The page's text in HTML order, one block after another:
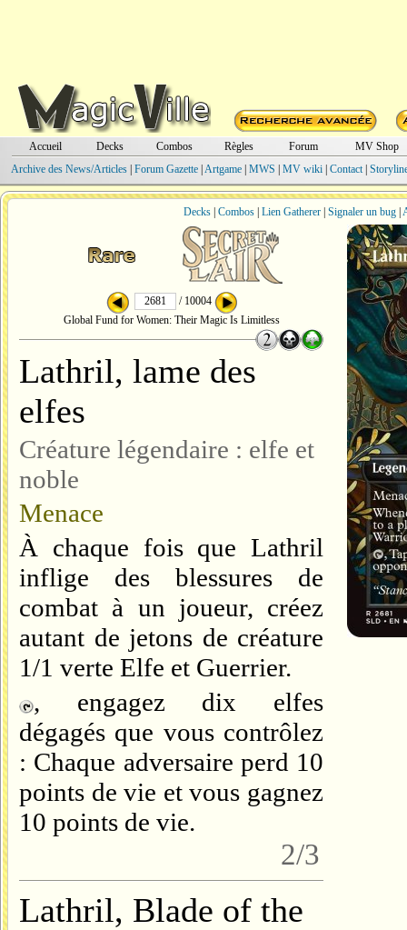
Accueil Decks Combos Règles Forum
MV Shop
Archive des News/Articles| Forum Gazette| Artgame| MWS MV wiki| Contact|
Decks Combos Lien Gatherer Signaler un bug
/ 10004
Global Fund for Women: Their Magic Is Limitless
Lathril, lame des
elfes
Créature légendaire : elfe et
noble
Menace
À chaque fois que Lathril
inflige des blessures de
combat à un joueur, créez
autant de jetons de créature
1/1 verte Elfe et Guerrier.
, engagez dix elfes
dégagés que vous contrôlez
: Chaque adversaire perd 10
points de vie et vous gagnez
10 points de vie.
2/3
Lathril, Blade of the